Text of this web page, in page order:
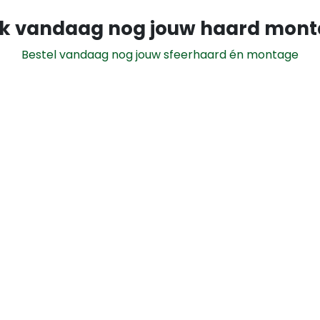
vandaag nog jouw haard
Bestel vandaag nog jouw sfeerhaard én montage